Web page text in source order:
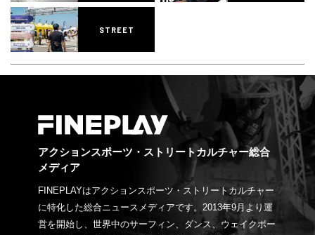
STREET
アクションスポーツ・ストリートカルチャー総合
メディア
FINEPLAYはアクションスポーツ・ストリートカルチャー
に特化した総合ニュースメディアです。2013年9月より運
営を開始し、世界中のサーフィン、ダンス、ウェイクボー